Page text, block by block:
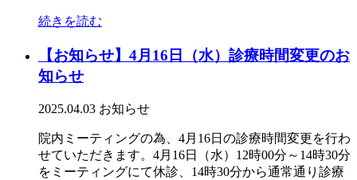
続きを読む
【お知らせ】4月16日（水）診療時間変更のお
知らせ
2025.04.03 お知らせ
院内ミーティングの為、4月16日の診療時間変更を行わ
せていただきます。4月16日（水）12時00分～14時30分
をミーティングにて休診、14時30分から通常通り診療